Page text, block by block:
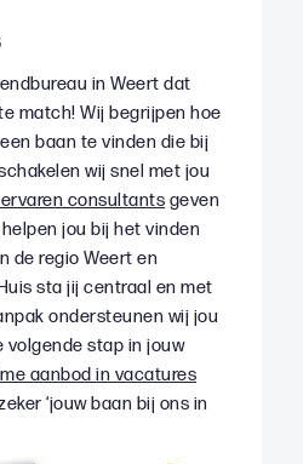
in Weert dat
match! Wij begrijpen hoe
baan te vinden die bij
wij snel met jou
consultants geven
jou bij het vinden
de regio Weert en
sta jij centraal en met
ondersteunen wij jou
volgende stap in jouw
aanbod in vacatures
‘jouw baan bij ons in